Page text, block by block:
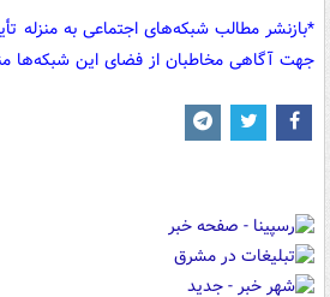
*بازنشر مطالب شبکه‌های اجتماعی به منزله
جهت آگاهی مخاطبان از فضای این شبکه‌ها